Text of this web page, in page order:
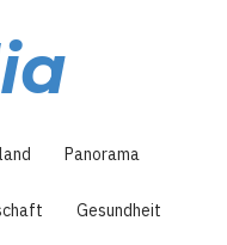
Panorama
Gesundheit